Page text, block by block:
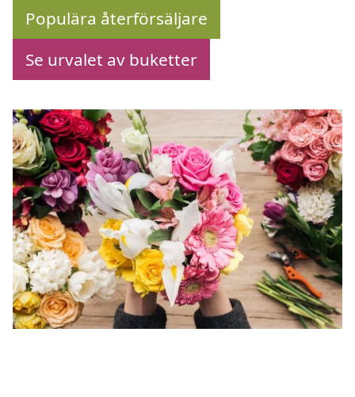
Populära återförsäljare
Se urvalet av buketter